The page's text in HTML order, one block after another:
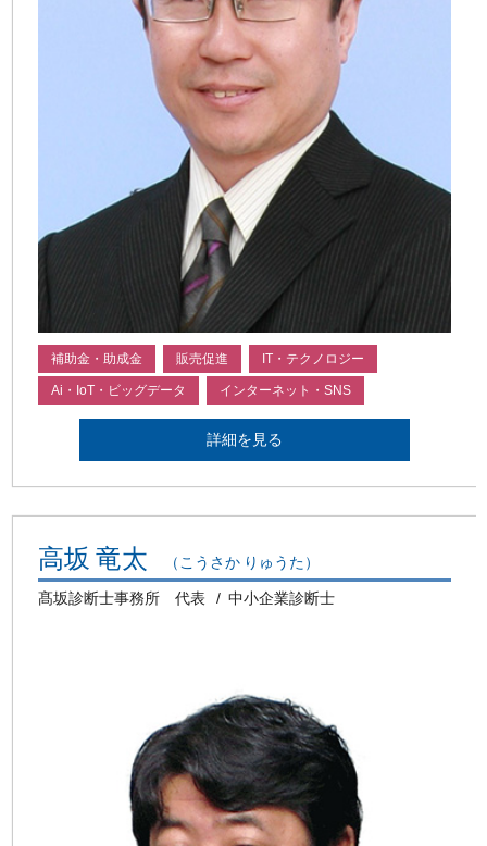
補助金・助成金 販売促進 IT・テクノロジー
Ai・IoT・ビッグデータ インターネット・SNS
詳細を見る
高坂 竜太 （こうさか りゅうた）
髙坂診断士事務所 代表 中小企業診断士